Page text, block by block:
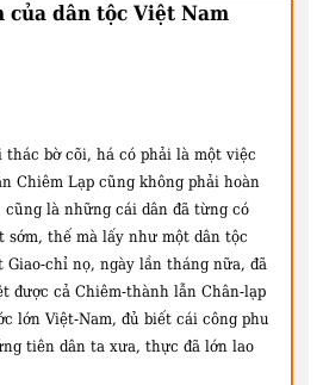
của dân tộc Việt Nam
thác bờ cõi, há có phải là một việc
Chiêm Lạp cũng không phải hoàn
là những cái dân đã từng có
sớm, thế mà lấy như một dân tộc
Giao-chỉ nọ, ngày lần tháng nữa, đã
được cả Chiêm-thành lẫn Chân-lạp
lớn Việt-Nam, đủ biết cái công phu
tiên dân ta xưa, thực đã lớn lao